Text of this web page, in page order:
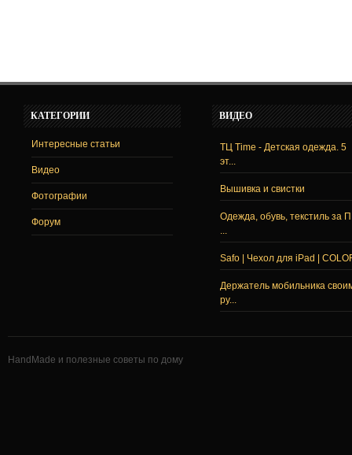
КАТЕГОРИИ
Интересные статьи
Видео
Фотографии
Форум
ВИДЕО
ТЦ Time - Детская одежда. 5
эт...
Вышивка и свистки
Одежда, обувь, текстиль за
...
Safo | Чехол для iPad |
Держатель мобильника
ру...
HandMade и полезные советы по дому